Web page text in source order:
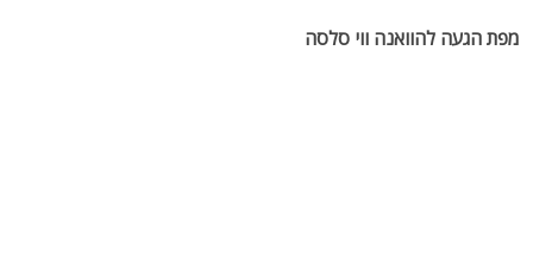
מפת הגעה להוואנה ווי סלסה